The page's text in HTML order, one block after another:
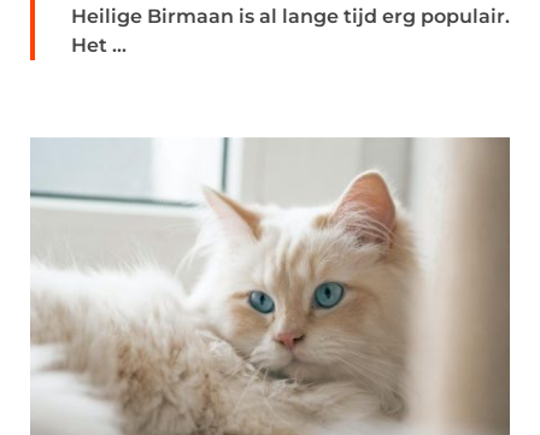
Heilige Birmaan is al lange tijd erg populair.
Het ...